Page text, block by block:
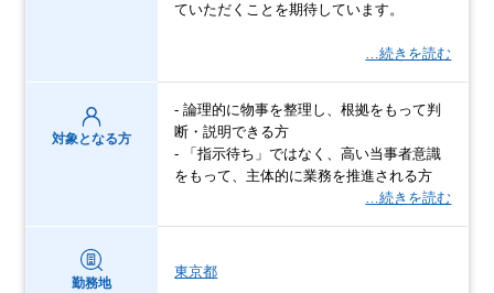
ていただくことを期待しています。
…続きを読む
対象となる方
- 論理的に物事を整理し、根拠をもって判
断・説明できる方
- 「指示待ち」ではなく、高い当事者意識
をもって、主体的に業務を推進される方
…続きを読む
勤務地
東京都